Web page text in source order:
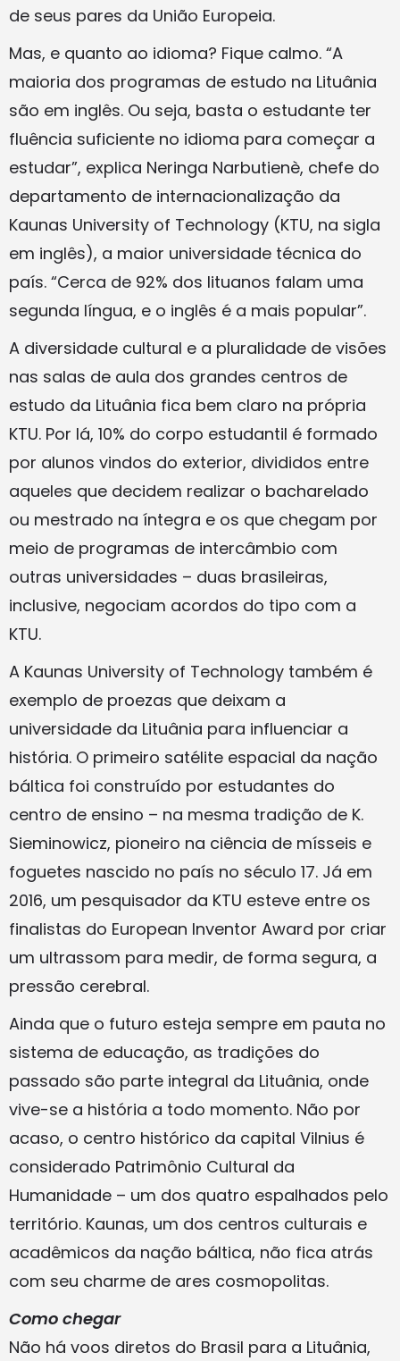
de seus pares da União Europeia.
Mas, e quanto ao idioma? Fique calmo. “A
maioria dos programas de estudo na Lituânia
são em inglês. Ou seja, basta o estudante ter
fluência suficiente no idioma para começar a
estudar”, explica Neringa Narbutienè, chefe do
departamento de internacionalização da
Kaunas University of Technology (KTU, na sigla
em inglês), a maior universidade técnica do
país. “Cerca de 92% dos lituanos falam uma
segunda língua, e o inglês é a mais popular”.
A diversidade cultural e a pluralidade de visões
nas salas de aula dos grandes centros de
estudo da Lituânia fica bem claro na própria
KTU. Por lá, 10% do corpo estudantil é formado
por alunos vindos do exterior, divididos entre
aqueles que decidem realizar o bacharelado
ou mestrado na íntegra e os que chegam por
meio de programas de intercâmbio com
outras universidades – duas brasileiras,
inclusive, negociam acordos do tipo com a
KTU.
A Kaunas University of Technology também é
exemplo de proezas que deixam a
universidade da Lituânia para influenciar a
história. O primeiro satélite espacial da nação
báltica foi construído por estudantes do
centro de ensino – na mesma tradição de K.
Sieminowicz, pioneiro na ciência de mísseis e
foguetes nascido no país no século 17. Já em
2016, um pesquisador da KTU esteve entre os
finalistas do European Inventor Award por criar
um ultrassom para medir, de forma segura, a
pressão cerebral.
Ainda que o futuro esteja sempre em pauta no
sistema de educação, as tradições do
passado são parte integral da Lituânia, onde
vive-se a história a todo momento. Não por
acaso, o centro histórico da capital Vilnius é
considerado Patrimônio Cultural da
Humanidade – um dos quatro espalhados pelo
território. Kaunas, um dos centros culturais e
acadêmicos da nação báltica, não fica atrás
com seu charme de ares cosmopolitas.
Como chegar
Não há voos diretos do Brasil para a Lituânia,